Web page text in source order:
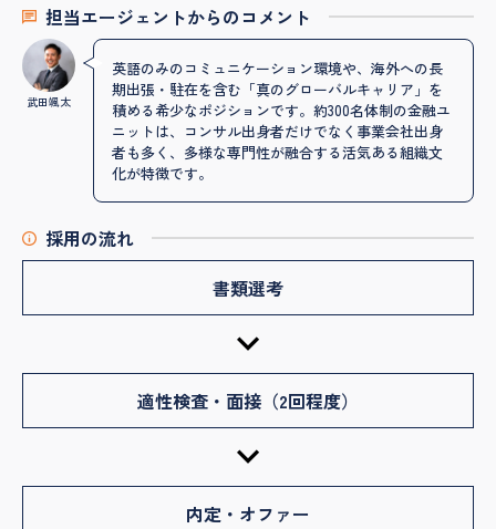
担当エージェントからのコメント
武田颯太
英語のみのコミュニケーション環境や、海外への長
期出張・駐在を含む「真のグローバルキャリア」を
積める希少なポジションです。約300名体制の金融ユ
ニットは、コンサル出身者だけでなく事業会社出身
者も多く、多様な専門性が融合する活気ある組織文
化が特徴です。
採用の流れ
書類選考
適性検査・面接（2回程度）
内定・オファー